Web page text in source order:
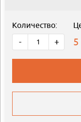
Количество:
- + 5